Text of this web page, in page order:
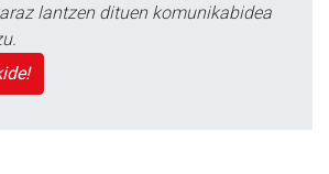
lantzen dituen komunikabidea